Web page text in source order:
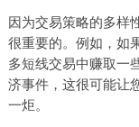
因为交易策略的多样
很重要的。例如，如
多短线交易中赚取一
济事件，这很可能让
一炬。